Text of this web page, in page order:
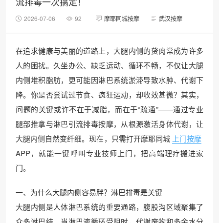
2026-07-06 92 摩耶同城按摩 武汉按摩
在追求健康与美丽的道路上，大腿内侧的赘肉常成为许多
人的困扰。久坐办公、缺乏运动、循环不畅，不仅让大腿
内侧堆积脂肪，更可能因淋巴系统淤滞导致水肿、代谢下
降。你是否尝试过节食、疯狂运动，却收效甚微？其实，
问题的关键或许不在于减脂，而在于“疏通”——通过专业
腿部推拿与淋巴引流排毒按摩，从根源激活身体代谢，让
大腿内侧自然变纤细。现在，只需打开摩耶同城 上门按摩
APP，就能一键呼叫专业技师上门，把高端理疗搬进家
门。
一、为什么大腿内侧容易胖？淋巴排毒是关键
大腿内侧是人体淋巴系统的重要通路，腹股沟区域聚集了